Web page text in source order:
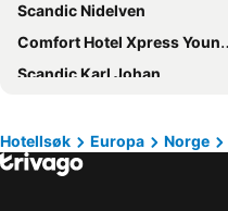
Scandic Nidelven
Comfort Hotel Xpress Youngstorget
Scandic Karl Johan
Radisson Blu Airport Hotel, Oslo Gardermoen
Scandic Byparken
Hotellsøk Europa Norge